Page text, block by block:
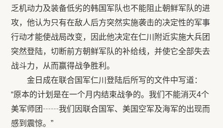
乏机动力及装备低劣的韩国军队也不能阻止朝鲜军队的进
攻，他认为只有在敌人后方突然实施袭击的决定性的军事
行动才能使战局改变，因此他决定在仁川附近实施大兵团
突然登陆，切断前方朝鲜军队的补给线，并使它全部失去
战斗力，从而赢得战争胜利。
金日成在联合国军仁川登陆后所写的文件中写道：
“原本的计划是在一个月内结束战争的。我们不能消灭4个
美军师团┄┄我们因联合国军、美国空军及海军的出现而
感到震惊。”